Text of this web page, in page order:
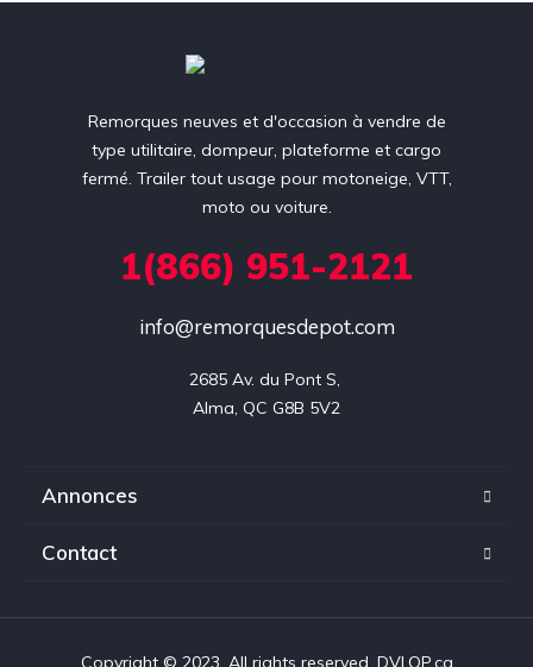
Remorques neuves et d'occasion à vendre de
type utilitaire, dompeur, plateforme et cargo
fermé. Trailer tout usage pour motoneige, VTT,
moto ou voiture.
1(866) 951-2121
info@remorquesdepot.com
2685 Av. du Pont S,
Alma, QC G8B 5V2
Annonces
Contact
Copyright © 2023. All rights reserved. DVLOP.ca